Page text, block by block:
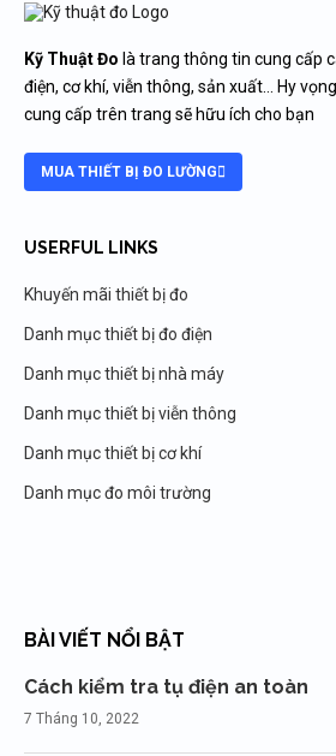
Kỹ Thuật Đo là trang thông tin cung cấp
điện, cơ khí, viễn thông, sản xuất… Hy
cung cấp trên trang sẽ hữu ích cho bạn
MUA THIẾT BỊ ĐO LƯỜNG
USERFUL LINKS
Khuyến mãi thiết bị đo
Danh mục thiết bị đo điện
Danh mục thiết bị nhà máy
Danh mục thiết bị viễn thông
Danh mục thiết bị cơ khí
Danh mục đo môi trường
BÀI VIẾT NỔI BẬT
Cách kiểm tra tụ điện an toàn
7 Tháng 10, 2022